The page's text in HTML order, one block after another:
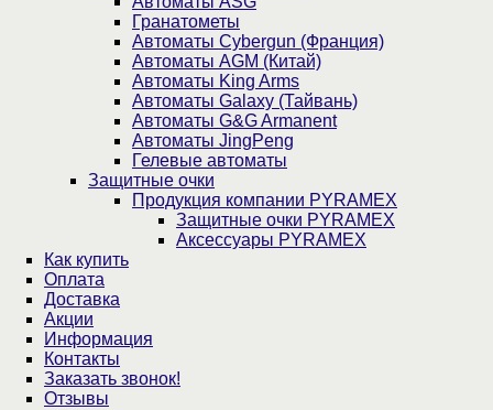
Гранатометы
Автоматы Cybergun (Франция)
Автоматы AGM (Китай)
Автоматы King Arms
Автоматы Galaxy (Тайвань)
Автоматы G&G Armanent
Автоматы JingPeng
Гелевые автоматы
Защитные очки
Продукция компании PYRAMEX
Защитные очки PYRAMEX
Аксессуары PYRAMEX
Как купить
Оплата
Доставка
Акции
Информация
Контакты
Заказать звонок!
Отзывы